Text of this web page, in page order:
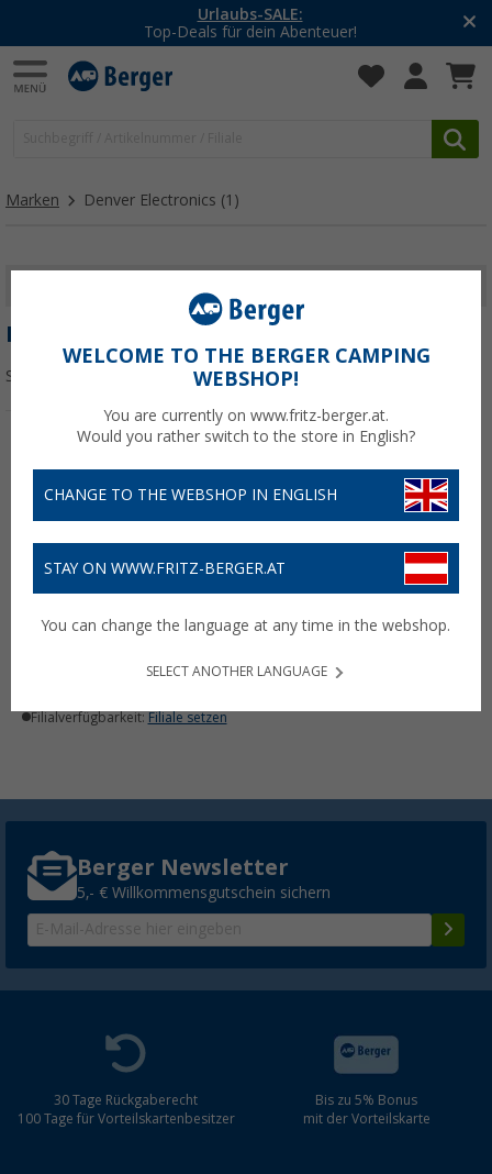
Urlaubs-SALE:
Top-Deals für dein Abenteuer!
Marken Denver Electronics (1)
DENVER ELECTRONICS
Sortieren:
schwarz
Filialverfügbarkeit: Filiale setzen
Berger Newsletter
5,- € Willkommensgutschein sichern
30 Tage Rückgaberecht
100 Tage für Vorteilskartenbesitzer
Bis zu 5% Bonus
mit der Vorteilskarte
WELCOME TO THE BERGER CAMPING
WEBSHOP!
You are currently on www.fritz-berger.at.
Would you rather switch to the store in English?
CHANGE TO THE WEBSHOP IN ENGLISH
STAY ON WWW.FRITZ-BERGER.AT
You can change the language at any time in the webshop.
SELECT ANOTHER LANGUAGE